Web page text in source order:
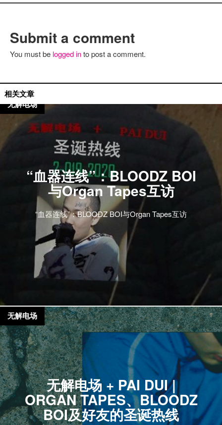
Submit a comment
You must be logged into post a comment.
相关文章
“血器连线”：BLOODZ BOI
与Organ Tapes互访
“血器连线”：BLOODZ BOI与Organ Tapes互访
国外艺人
无解电场
无解电场 + PAI DUI |
ORGAN TAPES、BLOODZ
BOI及好友的圣诞热线
无解电场